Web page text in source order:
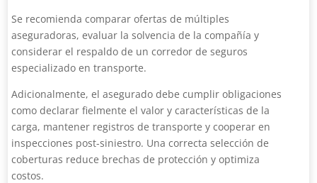
Se recomienda comparar ofertas de múltiples
aseguradoras, evaluar la solvencia de la compañía y
considerar el respaldo de un corredor de seguros
especializado en transporte.
Adicionalmente, el asegurado debe cumplir obligaciones
como declarar fielmente el valor y características de la
carga, mantener registros de transporte y cooperar en
inspecciones post-siniestro. Una correcta selección de
coberturas reduce brechas de protección y optimiza
costos.